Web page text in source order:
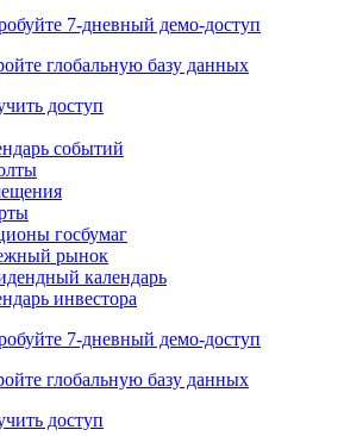
7-дневный демо-доступ
глобальную базу данных
доступ
событий
госбумаг
рынок
календарь
инвестора
7-дневный демо-доступ
глобальную базу данных
доступ